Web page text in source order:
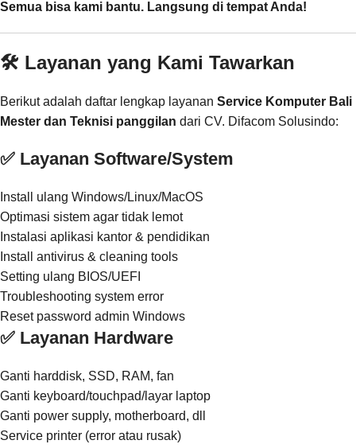
Semua bisa kami bantu. Langsung di tempat Anda!
🛠️ Layanan yang Kami Tawarkan
Berikut adalah daftar lengkap layanan Service Komputer Bali
Mester dan Teknisi panggilan dari CV. Difacom Solusindo:
✅ Layanan Software/System
Install ulang Windows/Linux/MacOS
Optimasi sistem agar tidak lemot
Instalasi aplikasi kantor & pendidikan
Install antivirus & cleaning tools
Setting ulang BIOS/UEFI
Troubleshooting system error
Reset password admin Windows
✅ Layanan Hardware
Ganti harddisk, SSD, RAM, fan
Ganti keyboard/touchpad/layar laptop
Ganti power supply, motherboard, dll
Service printer (error atau rusak)